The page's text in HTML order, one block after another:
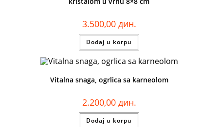
3.500,00 дин.
Dodaj u korpu
Vitalna snaga, ogrlica sa karneolom
2.200,00 дин.
Dodaj u korpu